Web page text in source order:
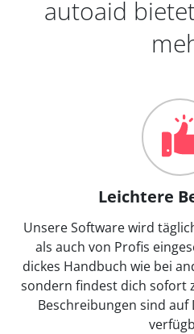
autoaid
Leichtere
Unsere Software wird
als auch von Profis
dickes Handbuch wie bei
sondern findest dich sofort
Beschreibungen sind auf